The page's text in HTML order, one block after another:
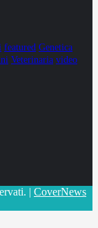
featured Genetica
Veterinaria video
| CoverNews